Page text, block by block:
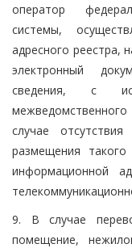
оператор
системы,
адресного реестра,
электронный
сведения, с
случае
размещения
информационной
9. В случае
помещение,